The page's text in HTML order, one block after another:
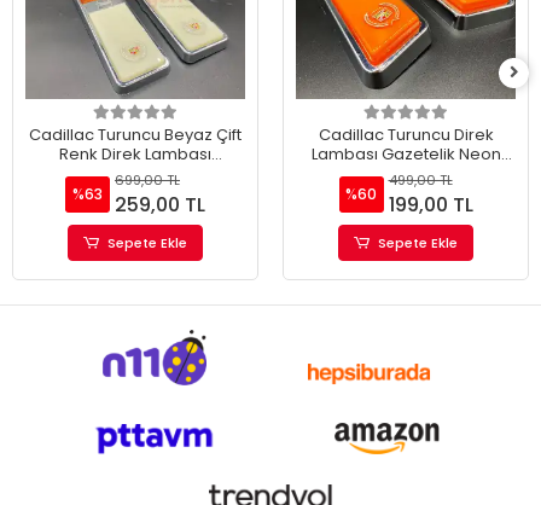
Cadillac Turuncu Beyaz Çift
Renk Direk Lambası
Gazetelik Neon Led 12V
%63
699,00 TL
259,00 TL
Sepete Ekle
Cadillac Turuncu Direk
Lambası Gazetelik Neon
Led 12V
%60
499,00 TL
199,00 TL
Sepete Ekle